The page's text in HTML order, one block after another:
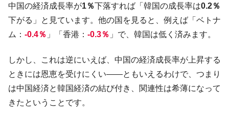
『Money1』
IT産業は人を雇用する効果は低い。全産業の
半分未満しか雇用を生まない
『Money1』
韓国「株式市場が賭博場のように変質した
『Money1』
韓国「2026年1Q 資金循環統計」面白い結果
に。
『Money1』
韓国化学企業最大手『ロッテケミカル』純
借入金が約8兆。信用格付け「ネガティブ」にダウン
中国の経済成長率が1％下落すれば「韓国の成長率は0.2％
下がる」と見ています。他の国を見ると、例えば「ベトナ
ム： -0.4％ 」「香港： -0.3％ 」で、韓国は低く済みます。
しかし、これは逆にいえば、中国の経済成長率が上昇する
ときには恩恵を受けにくい――ともいえるわけで、つまり
は中国経済と韓国経済の結び付き、関連性は希薄になって
きたということです。